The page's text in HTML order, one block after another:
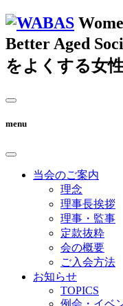
Better Aged
をよくする女
menu
当会のご案内
理念
理事長挨拶
理事・監事
定款抜粋
会の概要
ご入会方法
お知らせ
TOPICS